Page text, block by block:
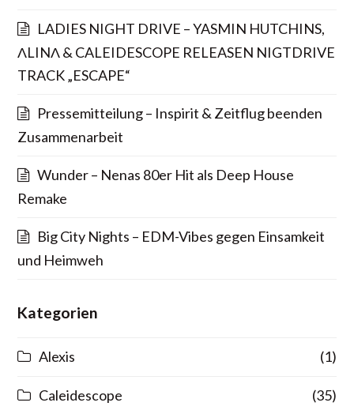
LADIES NIGHT DRIVE – YASMIN HUTCHINS,
ΛLINΛ & CALEIDESCOPE RELEASEN NIGTDRIVE
TRACK „ESCAPE“
Pressemitteilung – Inspirit & Zeitflug beenden
Zusammenarbeit
Wunder – Nenas 80er Hit als Deep House
Remake
Big City Nights – EDM-Vibes gegen Einsamkeit
und Heimweh
Kategorien
Alexis (1)
Caleidescope (35)